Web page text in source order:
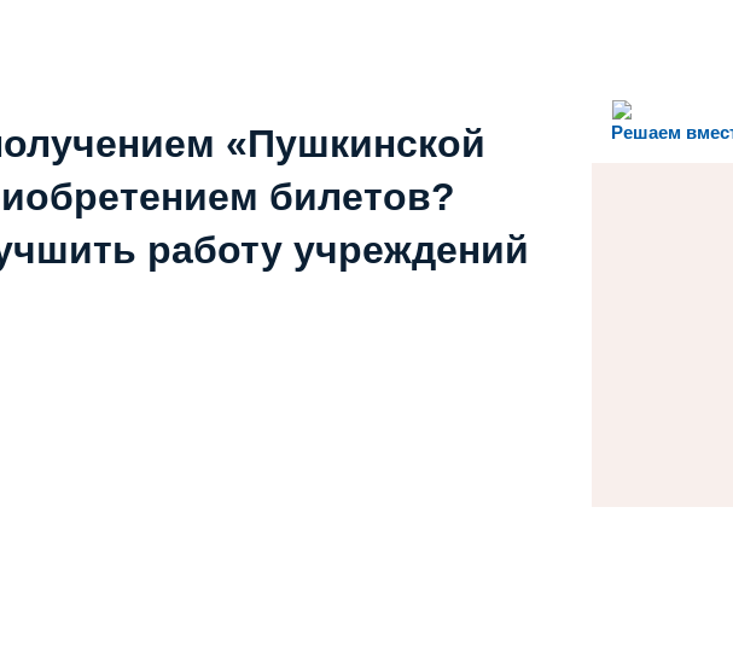
Решаем
«Пушкинской
билетов?
работу учреждений